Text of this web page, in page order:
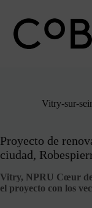
contenido
Vitry-sur-
Proyecto de
ciudad,
Vitry, NPRU Cœur
el proyecto con los